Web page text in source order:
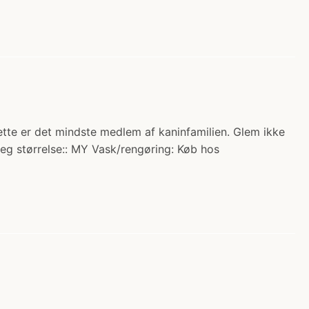
er det mindste medlem af kaninfamilien. Glem ikke
størrelse:: MY Vask/rengøring: Køb hos